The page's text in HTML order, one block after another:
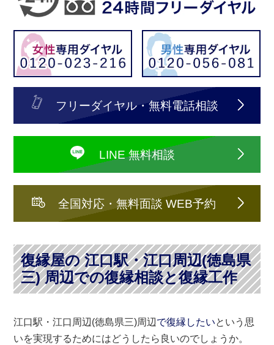
フリーダイヤル・無料電話相談
LINE 無料相談
全国対応・無料面談 WEB予約
復縁屋の 江口駅・江口周辺(徳島県
三) 周辺での復縁相談と復縁工作
江口駅・江口周辺(徳島県三)周辺 で復縁したいという思
いを実現するためにはどうしたら良いのでしょうか。